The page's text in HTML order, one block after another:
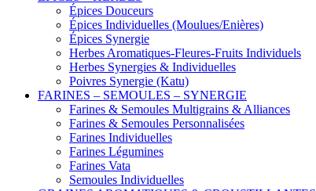
Épices Douceurs
Épices Individuelles (Moulues/Enières)
Épices Synergie
Herbes Aromatiques-Fleures-Fruits Individuels
Herbes Synergies & Individuelles
Poivres Synergie (Katu)
FARINES – SEMOULES – SYNERGIE
Farines & Semoules Multigrains & Alliances
Farines & Semoules Personnalisées
Farines Individuelles
Farines Légumines
Farines Vata
Semoules Individuelles